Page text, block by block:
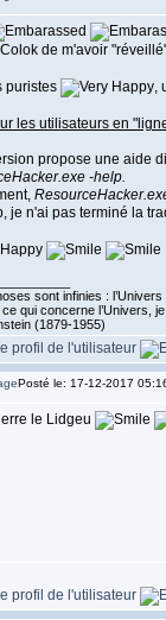
de m'avoir
puristes ,
les utilisateurs en
propose une aide
-help.
je n'ai pas terminé la
sont infinies :
qui concerne l’Univers,
(1879-1955)
Posté le: 17-12-2017
le Lidgeu